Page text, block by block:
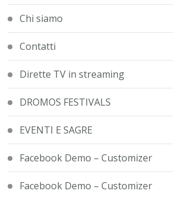
Chi siamo
Contatti
Dirette TV in streaming
DROMOS FESTIVALS
EVENTI E SAGRE
Facebook Demo – Customizer
Facebook Demo – Customizer